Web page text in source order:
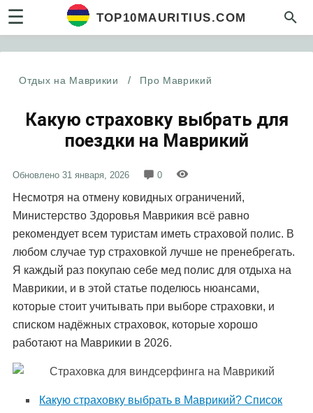
☰ TOP10MAURITIUS.COM
Отдых на Маврикии / Про Маврикий
Какую страховку выбрать для
поездки на Маврикий
Обновлено 31 января, 2026 0
Несмотря на отмену ковидных ограничений,
Министерство Здоровья Маврикия всё равно
рекомендует всем туристам иметь страховой полис. В
любом случае тур страховкой лучше не пренебрегать.
Я каждый раз покупаю себе мед полис для отдыха на
Маврикии, и в этой статье поделюсь нюансами,
которые стоит учитывать при выборе страховки, и
списком надёжных страховок, которые хорошо
работают на Маврикии в 2026.
Какую страховку выбрать в Маврикий? Список